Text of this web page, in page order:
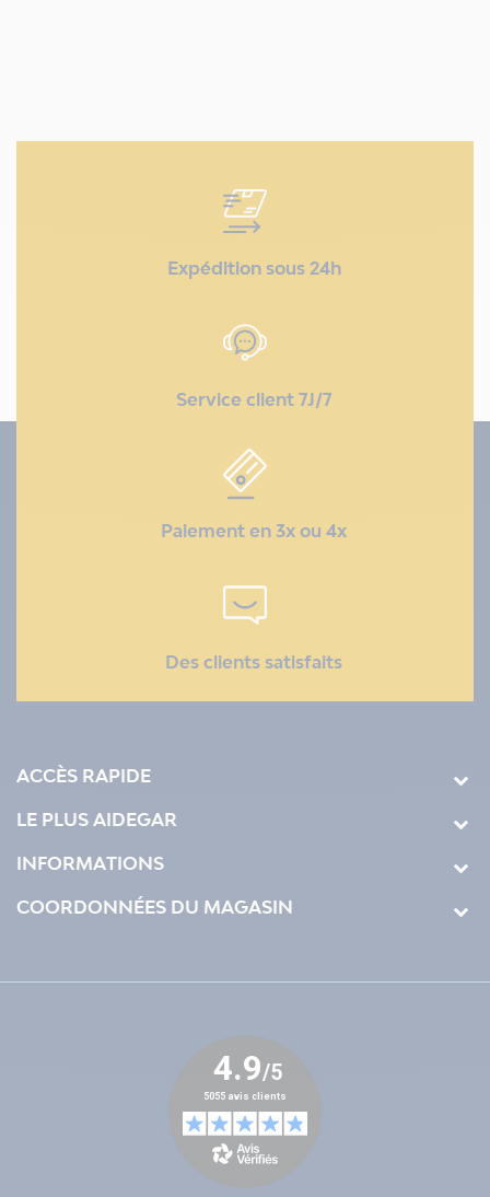
Expédition sous 24h
Service client 7J/7
Paiement en 3x ou 4x
Des clients satisfaits
ACCÈS RAPIDE
LE PLUS AIDEGAR
INFORMATIONS
COORDONNÉES DU MAGASIN